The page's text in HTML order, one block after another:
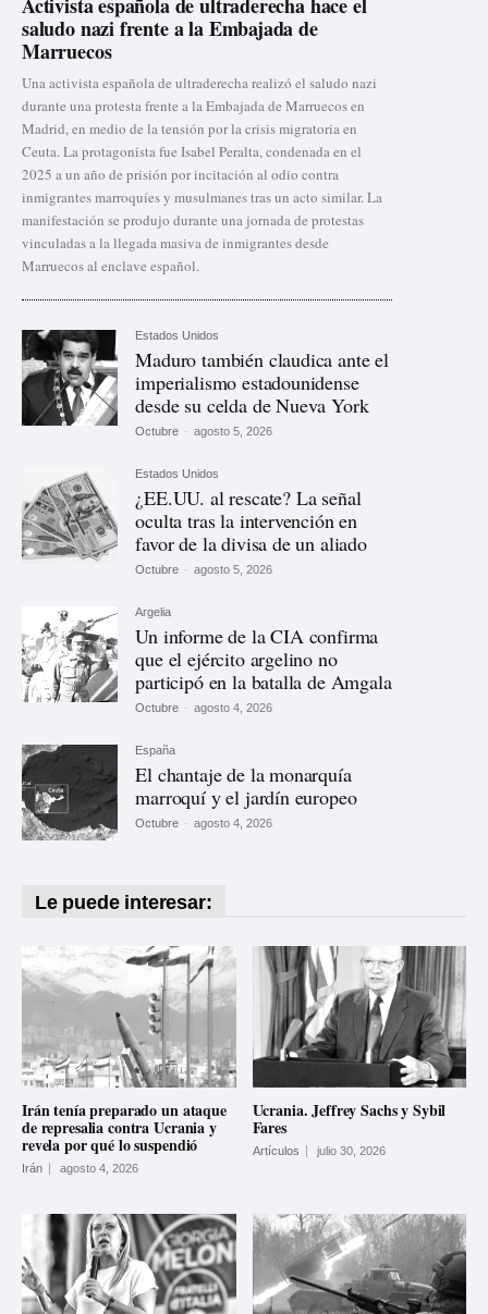
saludo nazi frente a la Embajada de
Marruecos
Una activista española de ultraderecha realizó el saludo nazi
durante una protesta frente a la Embajada de Marruecos en
Madrid, en medio de la tensión por la crisis migratoria en
Ceuta. La protagonista fue Isabel Peralta, condenada en el
2025 a un año de prisión por incitación al odio contra
inmigrantes marroquíes y musulmanes tras un acto similar. La
manifestación se produjo durante una jornada de protestas
vinculadas a la llegada masiva de inmigrantes desde
Marruecos al enclave español.
Estados Unidos
Maduro también claudica ante el
imperialismo estadounidense
desde su celda de Nueva York
Octubre - agosto 5, 2026
Estados Unidos
¿EE.UU. al rescate? La señal
oculta tras la intervención en
favor de la divisa de un aliado
Octubre - agosto 5, 2026
Argelia
Un informe de la CIA confirma
que el ejército argelino no
participó en la batalla de Amgala
Octubre - agosto 4, 2026
España
El chantaje de la monarquía
marroquí y el jardín europeo
Octubre - agosto 4, 2026
Le puede interesar:
Irán tenía preparado un ataque
de represalia contra Ucrania y
revela por qué lo suspendió
Irán agosto 4, 2026
Ucrania. Jeffrey Sachs y Sybil
Fares
Artículos julio 30, 2026